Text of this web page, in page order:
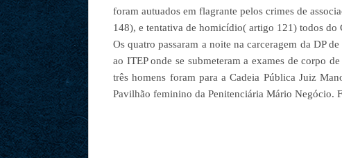
foram autuados em flagrante pelos crimes de
148), e tentativa de homicídio( artigo 121) todos do
Os quatro passaram a noite na carceragem da DP
ao ITEP onde se submeteram a exames de corpo
três homens foram para a Cadeia Pública Juiz
Pavilhão feminino da Penitenciária Mário Negócio.